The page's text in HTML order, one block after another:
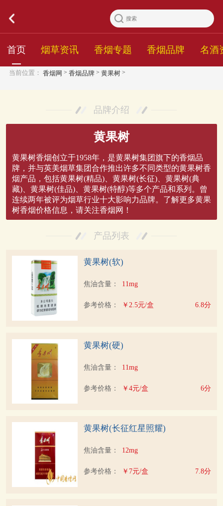
首页 烟草资讯 香烟专题 香烟品牌 名酒
当前位置： 香烟网 > 香烟品牌 > 黄果树>
品牌介绍
黄果树
黄果树香烟创立于1958年，是黄果树集团旗下的香烟品
牌，并与英美烟草集团合作推出许多不同类型的黄果树香
烟产品，包括黄果树(精品)、黄果树(长征)、黄果树(典
藏)、黄果树(佳品)、黄果树(特醇)等多个产品和系列。曾
连续两年被评为烟草行业十大影响力品牌。了解更多黄果
树香烟价格信息，请关注香烟网！
产品列表
黄果树(软)
焦油含量： 11mg
参考价格： ￥2.5元/盒 6.8分
黄果树(硬)
焦油含量： 11mg
参考价格： ￥4元/盒 6分
黄果树(长征红星照耀)
焦油含量： 12mg
参考价格： ￥7元/盒 7.8分